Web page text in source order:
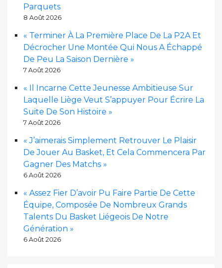
Parquets
8 Août 2026
« Terminer À La Première Place De La P2A Et
Décrocher Une Montée Qui Nous A Échappé
De Peu La Saison Dernière »
7 Août 2026
« Il Incarne Cette Jeunesse Ambitieuse Sur
Laquelle Liège Veut S’appuyer Pour Écrire La
Suite De Son Histoire »
7 Août 2026
« J’aimerais Simplement Retrouver Le Plaisir
De Jouer Au Basket, Et Cela Commencera Par
Gagner Des Matchs »
6 Août 2026
« Assez Fier D’avoir Pu Faire Partie De Cette
Équipe, Composée De Nombreux Grands
Talents Du Basket Liégeois De Notre
Génération »
6 Août 2026